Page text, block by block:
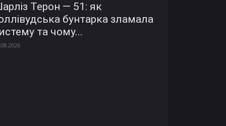
Терон — 51: як
бунтарка зламала
та чому...